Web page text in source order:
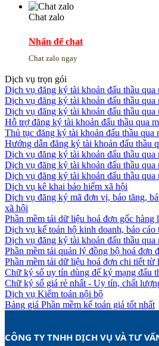
Chat zalo
Nhấn để chat
Chat zalo ngay
Dịch vụ trọn gói
Dịch vụ đăng ký tài khoản đấu thầu
Dịch vụ đăng ký tài khoản đấu thầu
Dịch vụ đăng ký tài khoản đấu thầu
Hỗ trợ đăng ký tài khoản đấu thầu qua
Thủ tục đăng ký tài khoản đấu thầu qua
Hướng dẫn đăng ký tài khoản đấu thầu
Dịch vụ đăng ký tài khoản đấu thầu qua
Dịch vụ đăng ký tài khoản đấu thầu qua
Dịch vụ đăng ký tài khoản đấu thầu qua
Dịch vụ kê khai bảo hiểm xã hội
Dịch vụ đăng ký mã đơn vị, báo tăng,
xã hội
Phần mềm tải dữ liệu hoá đơn gốc hàng
Dịch vụ kế toán hộ kinh doanh, báo cáo
Dịch vụ đăng ký tài khoản đấu thầu qua
Phần mềm tải quản lý đồng bộ hoá đơn
Phần mềm tải dữ liệu hoá đơn chi tiết từ
Chữ ký số uy tín dùng để ký mạng đấu
Chữ ký số giá rẻ nhất - Uy tín, chất
Dịch vụ Kiểm toán nội bộ
Bảng giá Phần mềm kế toán giá tốt nhất
CÔNG TY TNHH DỊCH VỤ VÀ TƯ